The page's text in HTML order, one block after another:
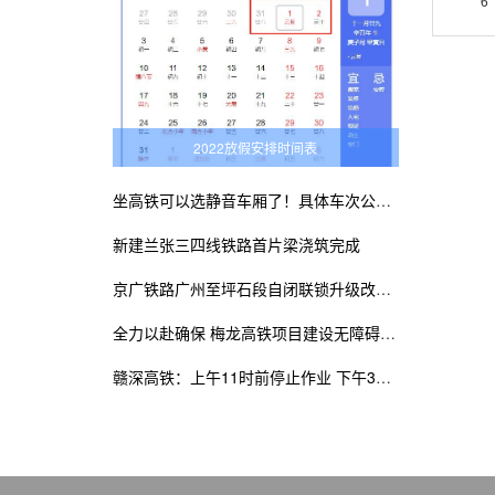
2022放假安排时间表
坐高铁可以选静音车厢了！具体车次公布！
新建兰张三四线铁路首片梁浇筑完成
京广铁路广州至坪石段自闭联锁升级改造工程建成
全力以赴确保 梅龙高铁项目建设无障碍施工
赣深高铁：上午11时前停止作业 下午3时前不准作业